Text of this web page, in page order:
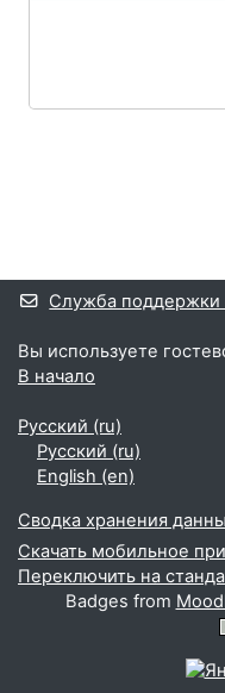
Служба поддержки
Вы используете
В начало
Русский ‎(ru)‎
Русский ‎(ru)‎
English ‎(en)‎
Сводка хранения
Скачать мобильное
Переключить на
Badges from